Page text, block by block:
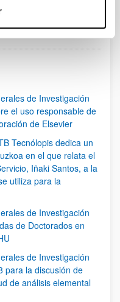
de Investigación
el uso responsable de
de Elsevier
Tecnólopis dedica un
en el que relata el
Iñaki Santos, a la
utiliza para la
de Investigación
de Doctorados en
de Investigación
para la discusión de
de análisis elemental